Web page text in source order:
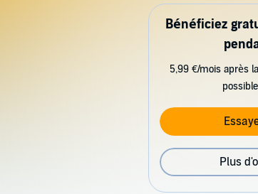
Bénéficiez
5,99 €/mois après
Plus